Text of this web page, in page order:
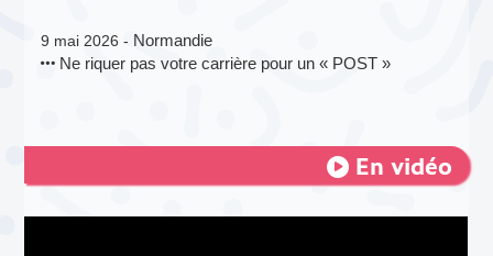
9 mai 2026 - Normandie
Ne riquer pas votre carrière pour un « POST »
En vidéo